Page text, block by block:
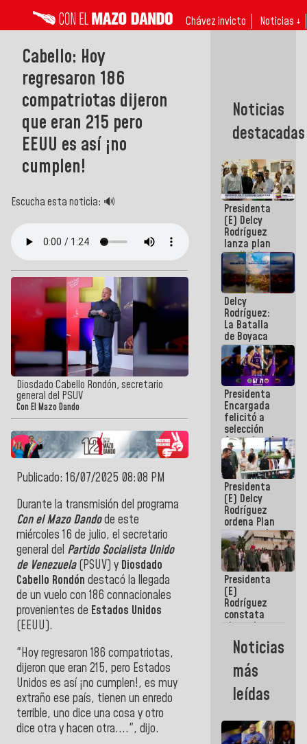
Chávez invicto Noticias ↓
Cabello: Hoy
regresaron 186
compatriotas dijeron
que eran 215 pero
EEUU es así ¡no
cumplen!
Escucha esta noticia: 🔊
Diosdado Cabello Rondón, secretario
general del PSUV
Con El Mazo Dando
Publicado: 16/07/2025 08:08 PM
Durante la transmisión del programa
Con el Mazo Dandode este
miércoles 16 de julio, el secretario
general del Partido Socialista Unido
de Venezuela(PSUV) y Diosdado
Cabello Rondón destacó la llegada
de un vuelo con 186 connacionales
provenientes de Estados Unidos
(EEUU).
"Hoy regresaron 186 compatriotas,
dijeron que eran 215, pero Estados
Unidos es así ¡no cumplen!, es muy
extraño ese país, tienen un enredo
terrible, uno dice una cosa y otro
dice otra y hacen otra....", dijo.
Noticias
destacadas
Presidenta
(E) Delcy
Rodríguez
lanza plan
crediticio
con subsidio
a Juntas de
Condominio
Delcy
Rodríguez:
La Batalla
de Boyaca
representa
un capítulo
decisivo en
la gesta
emancipadora
de nuestra
América
Presidenta
Encargada
felicitó a
selección
femenina de
baloncesto
por su
clasificación
a la
AmeriCup
2027
Presidenta
(E) Delcy
Rodríguez
ordena Plan
maestro de
desarrollo
logístico y
turístico
para La
Guaira
Presidenta
(E)
Rodríguez
constata
obras de
rehabilitación
de Escuela
Militar de
Mamo en La
Guaira
Noticias
más
leídas